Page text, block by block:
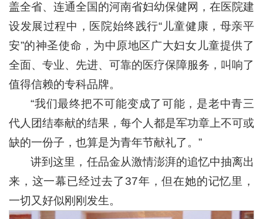
盖全省、连通全国的河南省妇幼保健网，在医院建
设发展过程中，医院始终践行“儿童健康，母亲平
安”的神圣使命，为中原地区广大妇女儿童提供了
全面、专业、先进、可靠的医疗保障服务，叫响了
值得信赖的专科品牌。
“我们最终把不可能变成了可能，是老中青三
代人团结奉献的结果，每个人都是军功章上不可或
缺的一份子，也算是为青年节献礼了。”
讲到这里，任品金从激情澎湃的追忆中抽离出
来，这一幕已经过去了37年，但在她的记忆里，
一切又好似刚刚发生。